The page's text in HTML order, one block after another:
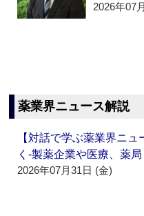
2026年07
薬業界ニュース解説
【対話で学ぶ薬業界ニ
く‐製薬企業や医療、薬
2026年07月31日 (金)